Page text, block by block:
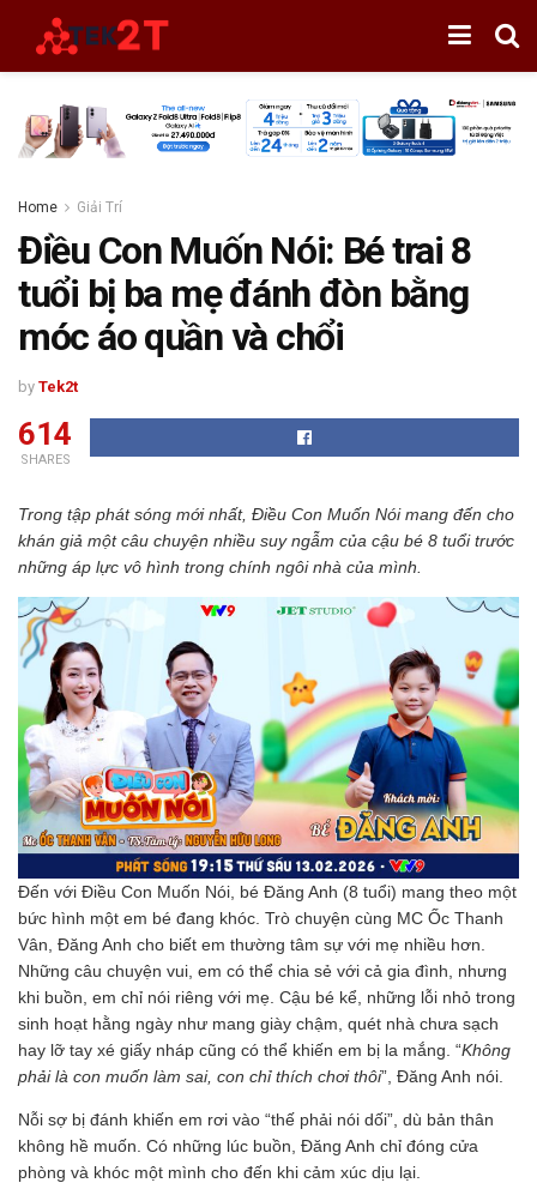
Home Giải Trí
Điều Con Muốn Nói: Bé trai 8
tuổi bị ba mẹ đánh đòn bằng
móc áo quần và chổi
by Tek2t
614
SHARES
Trong tập phát sóng mới nhất, Điều Con Muốn Nói mang đến cho
khán giả một câu chuyện nhiều suy ngẫm của cậu bé 8 tuổi trước
những áp lực vô hình trong chính ngôi nhà của mình.
Đến với Điều Con Muốn Nói, bé Đăng Anh (8 tuổi) mang theo một
bức hình một em bé đang khóc. Trò chuyện cùng MC Ốc Thanh
Vân, Đăng Anh cho biết em thường tâm sự với mẹ nhiều hơn.
Những câu chuyện vui, em có thể chia sẻ với cả gia đình, nhưng
khi buồn, em chỉ nói riêng với mẹ. Cậu bé kể, những lỗi nhỏ trong
sinh hoạt hằng ngày như mang giày chậm, quét nhà chưa sạch
hay lỡ tay xé giấy nháp cũng có thể khiến em bị la mắng. “Không
phải là con muốn làm sai, con chỉ thích chơi thôi”, Đăng Anh nói.
Nỗi sợ bị đánh khiến em rơi vào “thế phải nói dối”, dù bản thân
không hề muốn. Có những lúc buồn, Đăng Anh chỉ đóng cửa
phòng và khóc một mình cho đến khi cảm xúc dịu lại.